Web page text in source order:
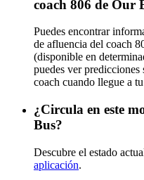
coach 806 de Our
Puedes encontrar
de afluencia del coach
(disponible en
puedes ver
coach cuando llegue a
¿Circula en este
Bus?
Descubre el estado
aplicación.